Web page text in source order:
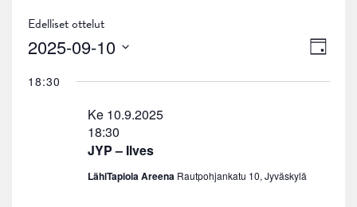
Edelliset ottelut
Päivä
2025-09-10
päivä.
18:30
JYP – Ilves
Ke 10.9.2025
18:30
LähiTapiola Areena Rautpohjankatu 10, Jyväskylä